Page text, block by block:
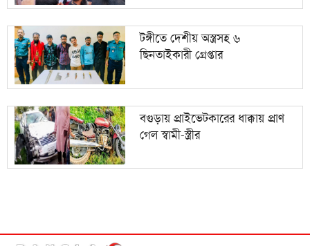
টঙ্গীতে দেশীয় অস্ত্রসহ ৬
ছিনতাইকারী গ্রেপ্তার
বগুড়ায় প্রাইভেটকারের ধাক্কায় প্রাণ
গেল স্বামী-স্ত্রীর